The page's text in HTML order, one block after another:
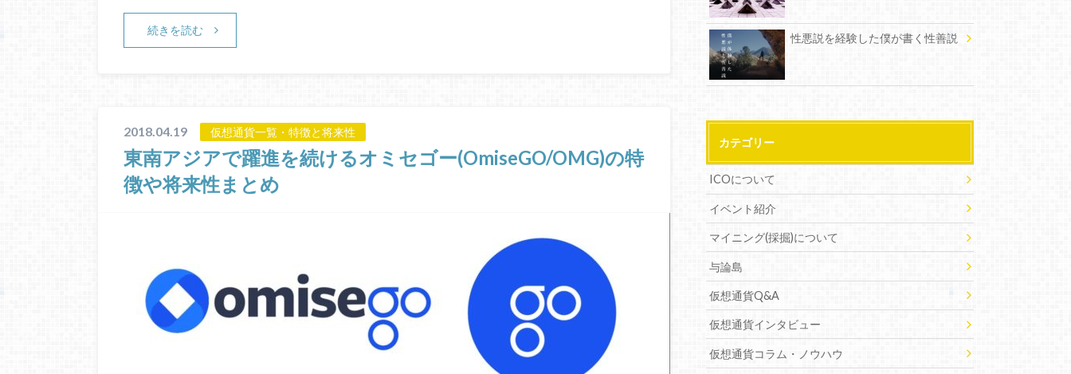
続きを読む
2018.04.19 仮想通貨一覧・特徴と将来性
東南アジアで躍進を続けるオミセゴー(OmiseGO/OMG)の特
徴や将来性まとめ
性悪説を経験した僕が書く性善説
カテゴリー
ICOについて
イベント紹介
マイニング(採掘)について
与論島
仮想通貨Q&A
仮想通貨インタビュー
仮想通貨コラム・ノウハウ